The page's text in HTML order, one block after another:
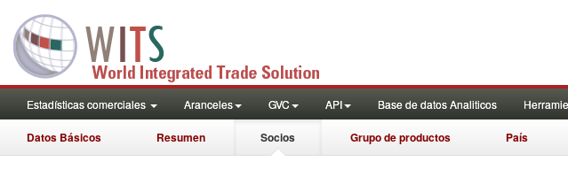
Estadísticas comerciales Aranceles GVC API Base de datos Analiticos
Datos Básicos Resumen Socios Grupo de productos País